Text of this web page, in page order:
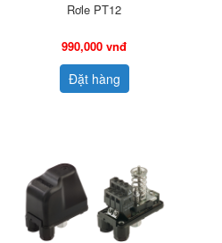
Rơle PT12
990,000 vnđ
Đặt hàng